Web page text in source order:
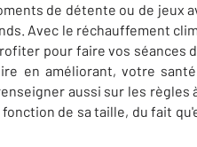
de détente ou de jeux
Avec le réchauffement
pour faire vos séances
en améliorant, votre
aussi sur les règles
de sa taille, du fait